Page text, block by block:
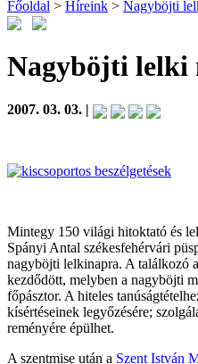
Főoldal > Híreink > Nagyböjti
Nagyböjti lelki
2007. 03. 03. |
Mintegy 150 világi hitoktató és
Spányi Antal székesfehérvári
nagyböjti lelkinapra. A találkozó a
kezdődött, melyben a nagyböjti
főpásztor. A hiteles
kísértéseinek legyőzésére;
reményére épülhet.
A szentmise után a Szent István